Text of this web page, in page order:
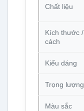
Chất liệu
Kích thước
cách
Kiểu dáng
Trọng lượng
Màu sắc